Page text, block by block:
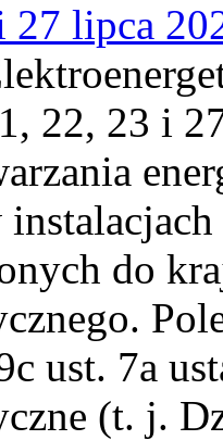
27 lipca
22, 23 i
do
ust. 7a
(t. j.